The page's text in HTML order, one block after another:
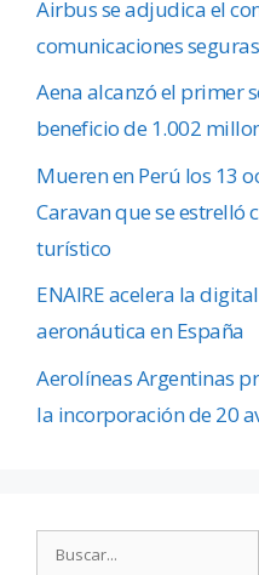
Airbus se adjudica el
comunicaciones
Aena alcanzó el primer
beneficio de 1.002
Mueren en Perú los 13
Caravan que se estrelló
turístico
ENAIRE acelera la
aeronáutica en España
Aerolíneas Argentinas
la incorporación de 20